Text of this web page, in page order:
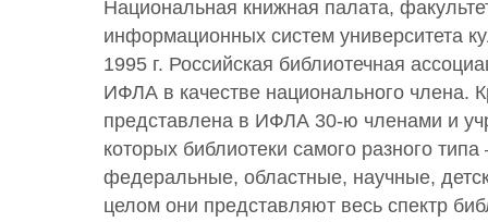
Национальная книжная палата,
информационных систем университета
1995 г. Российская библиотечная
ИФЛА в качестве национального члена.
представлена в ИФЛА 30-ю членами и
которых библиотеки самого разного
федеральные, областные, научные,
целом они представляют весь спектр